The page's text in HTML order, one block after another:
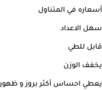
أسعاره في المتناول
سهل الاعداد
قابل للطي
يخفف الوزن
يعطي احساس أكثر بروز و